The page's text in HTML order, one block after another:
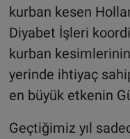
kurban kesen
Diyabet İşleri
kurban
yerinde ihtiyaç
en büyük etkenin
Geçtiğimiz yıl